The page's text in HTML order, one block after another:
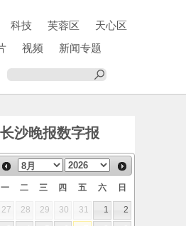
科技 芙蓉区
天心区
视频
新闻专题
长沙晚报数字报
一 二 三 四 五 六 日
27 28 29 30 31 1
2